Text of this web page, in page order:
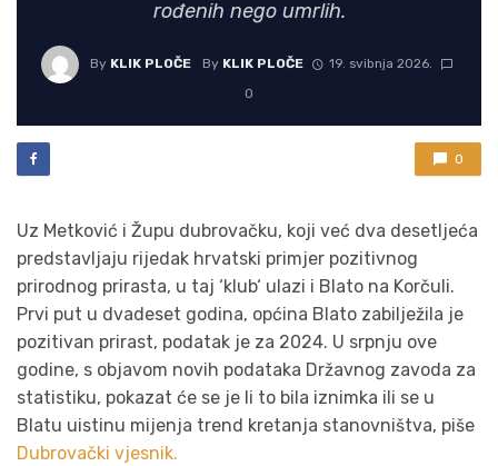
rođenih nego umrlih.
By KLIK PLOČE By KLIK PLOČE
19. svibnja 2026.
0
0
Uz Metković i Župu dubrovačku, koji već dva desetljeća
predstavljaju rijedak hrvatski primjer pozitivnog
prirodnog prirasta, u taj ‘klub‘ ulazi i Blato na Korčuli.
Prvi put u dvadeset godina, općina Blato zabilježila je
pozitivan prirast, podatak je za 2024. U srpnju ove
godine, s objavom novih podataka Državnog zavoda za
statistiku, pokazat će se je li to bila iznimka ili se u
Blatu uistinu mijenja trend kretanja stanovništva, piše
Dubrovački vjesnik.